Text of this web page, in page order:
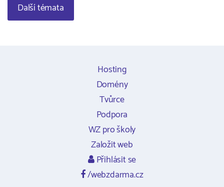
Další témata
Hosting
Domény
Tvůrce
Podpora
WZ pro školy
Založit web
Přihlásit se
/webzdarma.cz